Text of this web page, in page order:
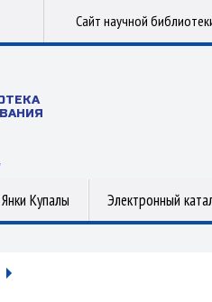
Сайт научной
Купалы Электронный